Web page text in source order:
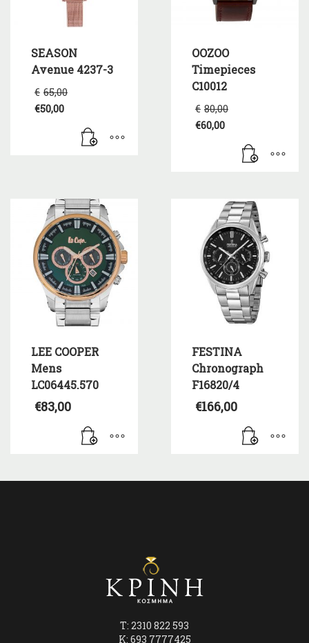
SEASON
Avenue 4237-3
€ 65,00
€65,00.
€50,00
τρέχουσα
OOZOO
Timepieces
C10012
€ 80,00
€80,00.
€60,00
τρέχουσα
LEE COOPER
Mens
LC06445.570
€83,00
FESTINA
Chronograph
F16820/4
€166,00
T: 2310 822 593
K: 693 7777425